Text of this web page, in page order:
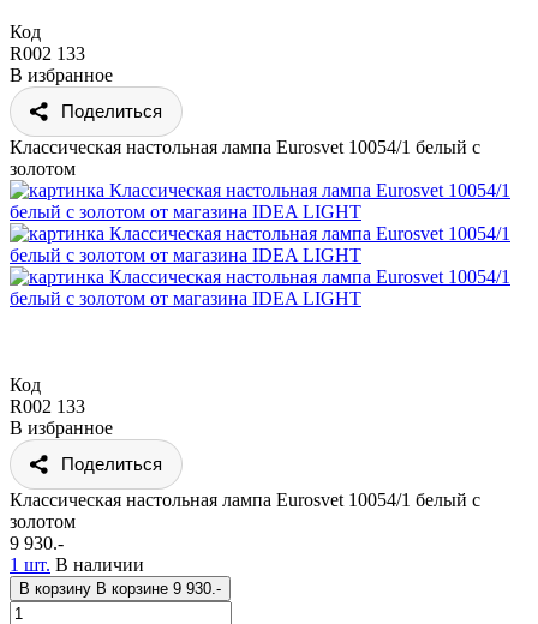
Код
R002 133
В избранное
Поделиться
Классическая настольная лампа Eurosvet 10054/1 белый с
золотом
Код
R002 133
В избранное
Поделиться
Классическая настольная лампа Eurosvet 10054/1 белый с
золотом
9 930.-
1 шт. В наличии
В корзину В корзине 9 930.-